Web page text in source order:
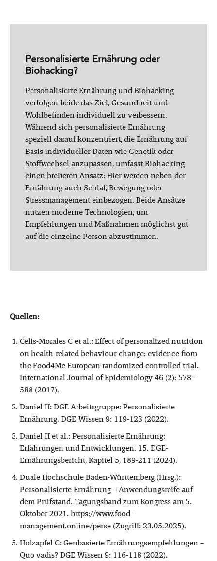
Personalisierte Ernährung oder
Biohacking?
Personalisierte Ernährung und Biohacking
verfolgen beide das Ziel, Gesundheit und
Wohlbefinden individuell zu verbessern.
Während sich personalisierte Ernährung
speziell darauf konzentriert, die Ernährung auf
Basis individueller Daten wie Genetik oder
Stoffwechsel anzupassen, umfasst Biohacking
einen breiteren Ansatz: Hier werden neben der
Ernährung auch Schlaf, Bewegung oder
Stressmanagement einbezogen. Beide Ansätze
nutzen moderne Technologien, um
Empfehlungen und Maßnahmen möglichst gut
auf die einzelne Person abzustimmen.
Quellen:
Celis-Morales C et al.: Effect of personalized nutrition
on health-related behaviour change: evidence from
the Food4Me European randomized controlled trial.
International Journal of Epidemiology 46 (2): 578–
588 (2017).
Daniel H: DGE Arbeitsgruppe: Personalisierte
Ernährung. DGE Wissen 9: 119-123 (2022).
Daniel H et al.: Personalisierte Ernährung:
Erfahrungen und Entwicklungen. 15. DGE-
Ernährungsbericht, Kapitel 5, 189-211 (2024).
Duale Hochschule Baden-Württemberg (Hrsg.):
Personalisierte Ernährung – Anwendungsreife auf
dem Prüfstand. Tagungsband zum Kongress am 5.
Oktober 2021. https://www.food-
management.online/perse (Zugriff: 23.05.2025).
Holzapfel C: Genbasierte Ernährungsempfehlungen –
Quo vadis? DGE Wissen 9: 116-118 (2022).